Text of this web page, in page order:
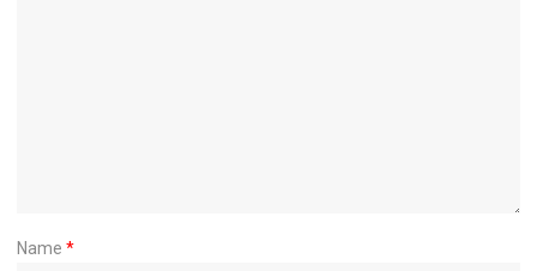
Name *